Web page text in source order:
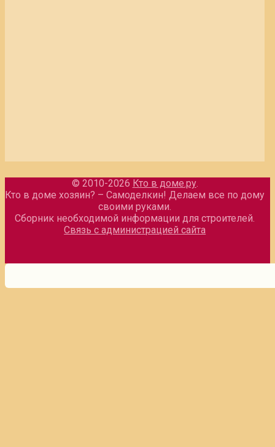
© 2010-2026 Кто в доме.ру.
Кто в доме хозяин? – Самоделкин! Делаем все по дому
своими руками.
Сборник необходимой информации для строителей.
Связь с администрацией сайта